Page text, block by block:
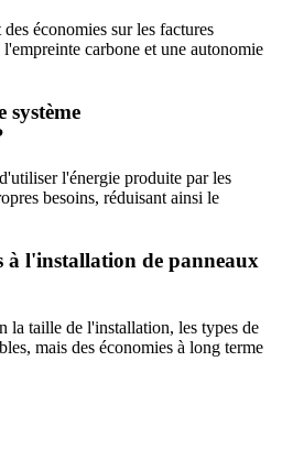
économies sur les factures
carbone et une autonomie
système
l'énergie produite par les
besoins, réduisant ainsi le
à l'installation de panneaux
la taille de l'installation, les types de
mais des économies à long terme